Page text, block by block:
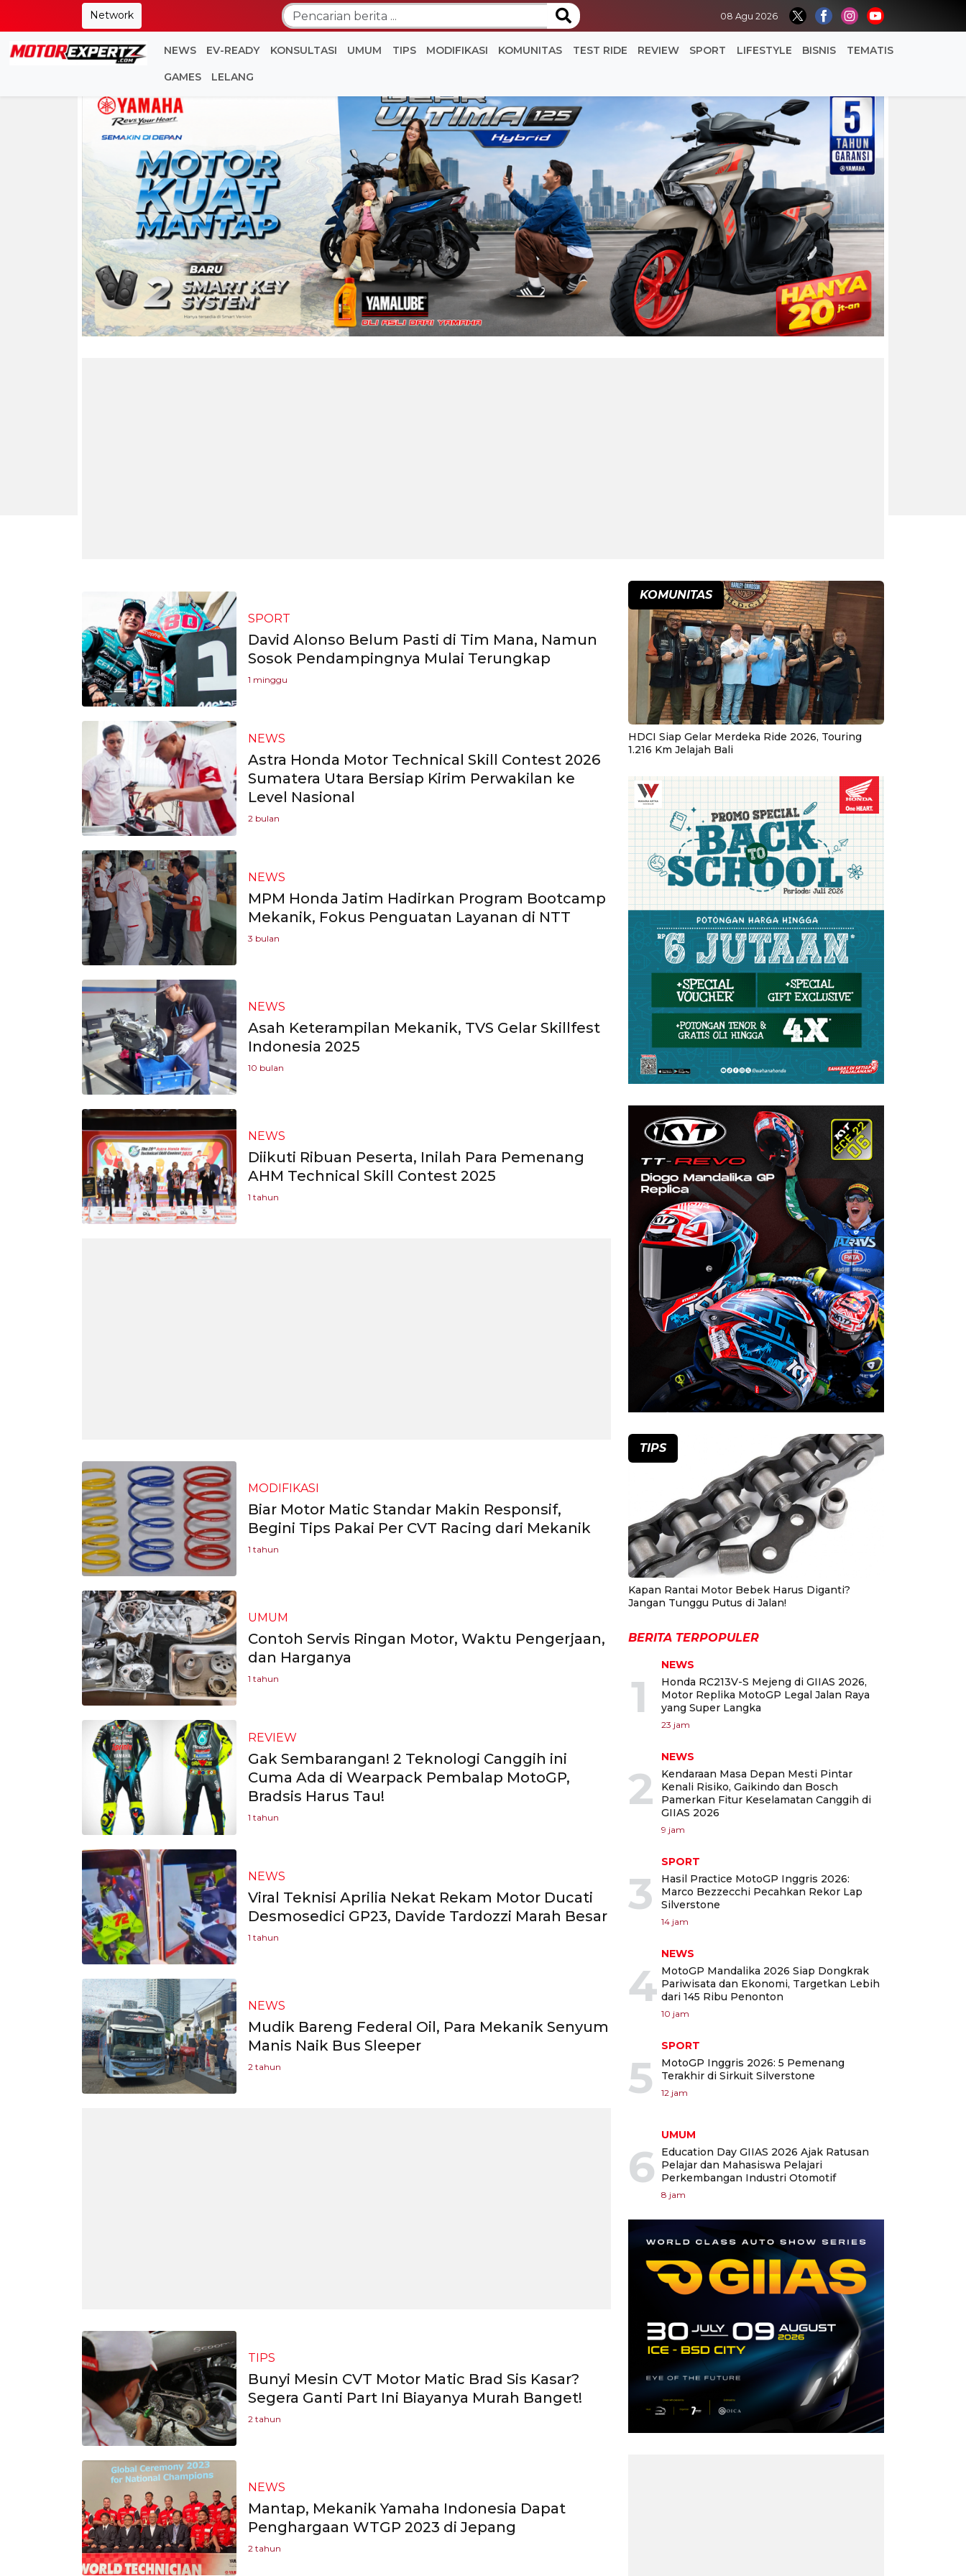
Network 08 Agu 2026
NEWS EV-READY KONSULTASI UMUM TIPS MODIFIKASI KOMUNITAS TEST RIDE REVIEW SPORT LIFESTYLE BISNIS TEMATIS
GAMES LELANG
SPORT
David Alonso Belum Pasti di Tim Mana, Namun
Sosok Pendampingnya Mulai Terungkap
1 minggu
NEWS
Astra Honda Motor Technical Skill Contest 2026
Sumatera Utara Bersiap Kirim Perwakilan ke
Level Nasional
2 bulan
NEWS
MPM Honda Jatim Hadirkan Program Bootcamp
Mekanik, Fokus Penguatan Layanan di NTT
3 bulan
NEWS
Asah Keterampilan Mekanik, TVS Gelar Skillfest
Indonesia 2025
10 bulan
NEWS
Diikuti Ribuan Peserta, Inilah Para Pemenang
AHM Technical Skill Contest 2025
1 tahun
MODIFIKASI
Biar Motor Matic Standar Makin Responsif,
Begini Tips Pakai Per CVT Racing dari Mekanik
1 tahun
UMUM
Contoh Servis Ringan Motor, Waktu Pengerjaan,
dan Harganya
1 tahun
REVIEW
Gak Sembarangan! 2 Teknologi Canggih ini
Cuma Ada di Wearpack Pembalap MotoGP,
Bradsis Harus Tau!
1 tahun
NEWS
Viral Teknisi Aprilia Nekat Rekam Motor Ducati
Desmosedici GP23, Davide Tardozzi Marah Besar
1 tahun
NEWS
Mudik Bareng Federal Oil, Para Mekanik Senyum
Manis Naik Bus Sleeper
2 tahun
TIPS
Bunyi Mesin CVT Motor Matic Brad Sis Kasar?
Segera Ganti Part Ini Biayanya Murah Banget!
2 tahun
NEWS
Mantap, Mekanik Yamaha Indonesia Dapat
Penghargaan WTGP 2023 di Jepang
2 tahun
KOMUNITAS
HDCI Siap Gelar Merdeka Ride 2026, Touring
1.216 Km Jelajah Bali
TIPS
Kapan Rantai Motor Bebek Harus Diganti?
Jangan Tunggu Putus di Jalan!
BERITA TERPOPULER
1
NEWS
Honda RC213V-S Mejeng di GIIAS 2026,
Motor Replika MotoGP Legal Jalan Raya
yang Super Langka
23 jam
2
NEWS
Kendaraan Masa Depan Mesti Pintar
Kenali Risiko, Gaikindo dan Bosch
Pamerkan Fitur Keselamatan Canggih di
GIIAS 2026
9 jam
3
SPORT
Hasil Practice MotoGP Inggris 2026:
Marco Bezzecchi Pecahkan Rekor Lap
Silverstone
14 jam
4
NEWS
MotoGP Mandalika 2026 Siap Dongkrak
Pariwisata dan Ekonomi, Targetkan Lebih
dari 145 Ribu Penonton
10 jam
5
SPORT
MotoGP Inggris 2026: 5 Pemenang
Terakhir di Sirkuit Silverstone
12 jam
6
UMUM
Education Day GIIAS 2026 Ajak Ratusan
Pelajar dan Mahasiswa Pelajari
Perkembangan Industri Otomotif
8 jam